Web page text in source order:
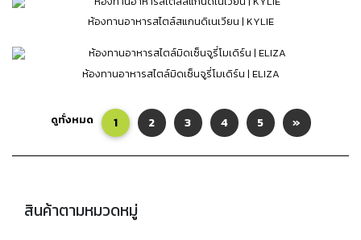
ห้องทานอาหารสไตล์สแกนดิเนเวียน | KYLIE
ห้องทานอาหารสไตล์มิดเซ็นจูรี่โมเดิร์น | ELIZA
ดูทั้งหมด 1 2 3 4 5 »
สินค้าตามหมวดหมู่